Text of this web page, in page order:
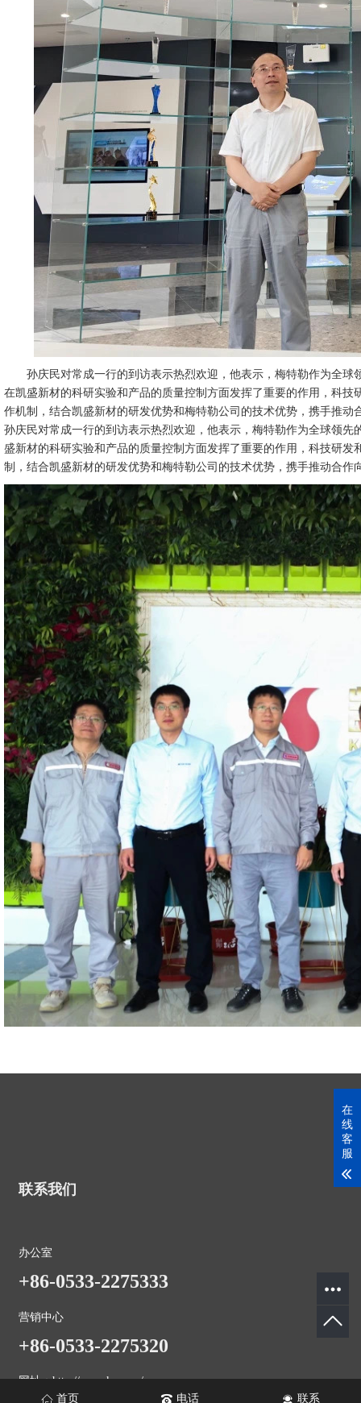
孙庆民对常成一行的到访表示热烈欢迎，他表示，梅特勒作为全
在凯盛新材的科研实验和产品的质量控制方面发挥了重要的作用，科
作机制，结合凯盛新材的研发优势和梅特勒公司的技术优势，携手推
孙庆民对常成一行的到访表示热烈欢迎，他表示，梅特勒作为全球领
盛新材的科研实验和产品的质量控制方面发挥了重要的作用，科技研
制，结合凯盛新材的研发优势和梅特勒公司的技术优势，携手推动合
联系我们
办公室
+86-0533-2275333
营销中心
+86-0533-2275320
网址：http://www.ksxc.cn/
首页 电话 联系
在
线
客
服